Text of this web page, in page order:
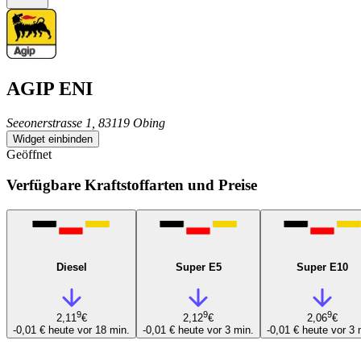
AGIP ENI
Seeonerstrasse 1, 83119 Obing
Widget einbinden
Geöffnet
Verfügbare Kraftstoffarten und Preise
Diesel
2,119€
-0,01 € heute vor 18 min.
Super E5
2,129€
-0,01 € heute vor 3 min.
Super E10
2,069€
-0,01 € heute vor 3